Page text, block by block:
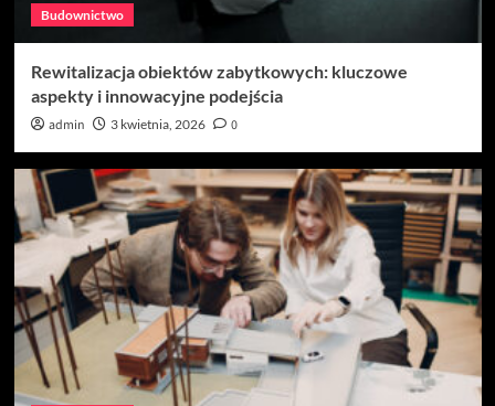
Budownictwo
Rewitalizacja obiektów zabytkowych: kluczowe
aspekty i innowacyjne podejścia
admin 3 kwietnia, 2026 0